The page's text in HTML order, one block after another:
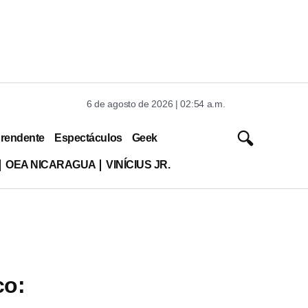
6 de agosto de 2026 | 02:54 a.m.
Espectáculos Geek
OEA NICARAGUA VINÍCIUS JR.